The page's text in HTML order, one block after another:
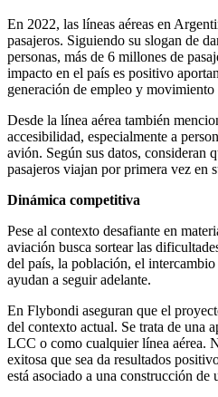
En 2022, las líneas aéreas en
pasajeros. Siguiendo su slogan de
personas, más de 6 millones de
impacto en el país es positivo
generación de empleo y movimiento
Desde la línea aérea también
accesibilidad, especialmente a
avión. Según sus datos, consideran
pasajeros viajan por primera vez en
Dinámica competitiva
Pese al contexto desafiante en
aviación busca sortear las
del país, la población, el
ayudan a seguir adelante.
En Flybondi aseguran que el
del contexto actual. Se trata de una
LCC o como cualquier línea aérea.
exitosa que sea da resultados
está asociado a una construcción de